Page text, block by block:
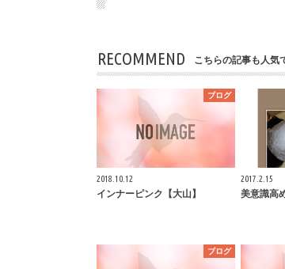
RECOMMEND こちらの記事も人気
ブログ
2018.10.12
インナーピンク【大山】
2017.2.15
美意識高
ブログ